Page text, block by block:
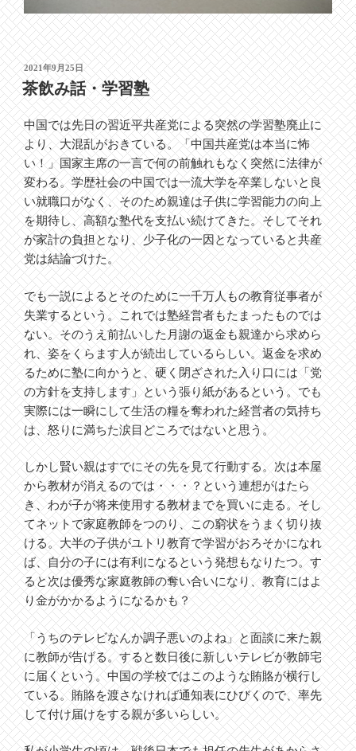
投
稿
日:
2021年9月25日
茶飲み話・学習塾
中国では先日の習近平共産党による突然の学習塾廃止に
より、大混乱がおきている。「中国共産党は本当に怖
い！」国家主席の一言で何の前触れもなく突然に法律が
変わる。学歴社会の中国では一流大学を卒業しないと良
い就職口がなく、そのため親達は子供に学習能力の向上
を期待し、高額な塾代を支払い続けてきた。そしてそれ
が家計の負担となり、少子化の一因となっていると共産
党は結論づけた。
でも一説によるとそのために一千万人もの教育従事者が
失業するという。これでは塾経営者もたまったものでは
ない。そのうえ前払いした月謝の返金も親達から求めら
れ、姿をくらます人が続出しているらしい。返金を求め
るために塾に向かうと、硬く閉ざされた入り口には「党
の方針を支持します」という張り紙があるという。でも
実際には一瞬にして生活の糧を奪われた経営者の気持ち
は、怒りに満ちた涙目どころではないと思う。
しかし賢い親はすでにその先を見て行動する。次は本屋
から教材が消えるのでは・・・？という連想がはたら
き、わが子が将来使用する教材までを買いに走る。そし
てネットで家庭教師をつのり、この窮状をうまく切り抜
ける。大半の子供がユトリ教育で学習がおろそかになれ
ば、自分の子には有利になるという発想もなりたつ。す
ると次は優秀な家庭教師の奪い合いになり、教育にはよ
り金がかかるようになるかも？
「うちのテレビなんか調子悪いのよね」と面談に来た親
に教師が告げる。すると数日後に新しいテレビが教師宅
に届くという。中国の学校ではこのような賄賂が横行し
ている。賄賂を渡さなければ通知表にひびくので、率先
して付け届けをする親が多いらしい。